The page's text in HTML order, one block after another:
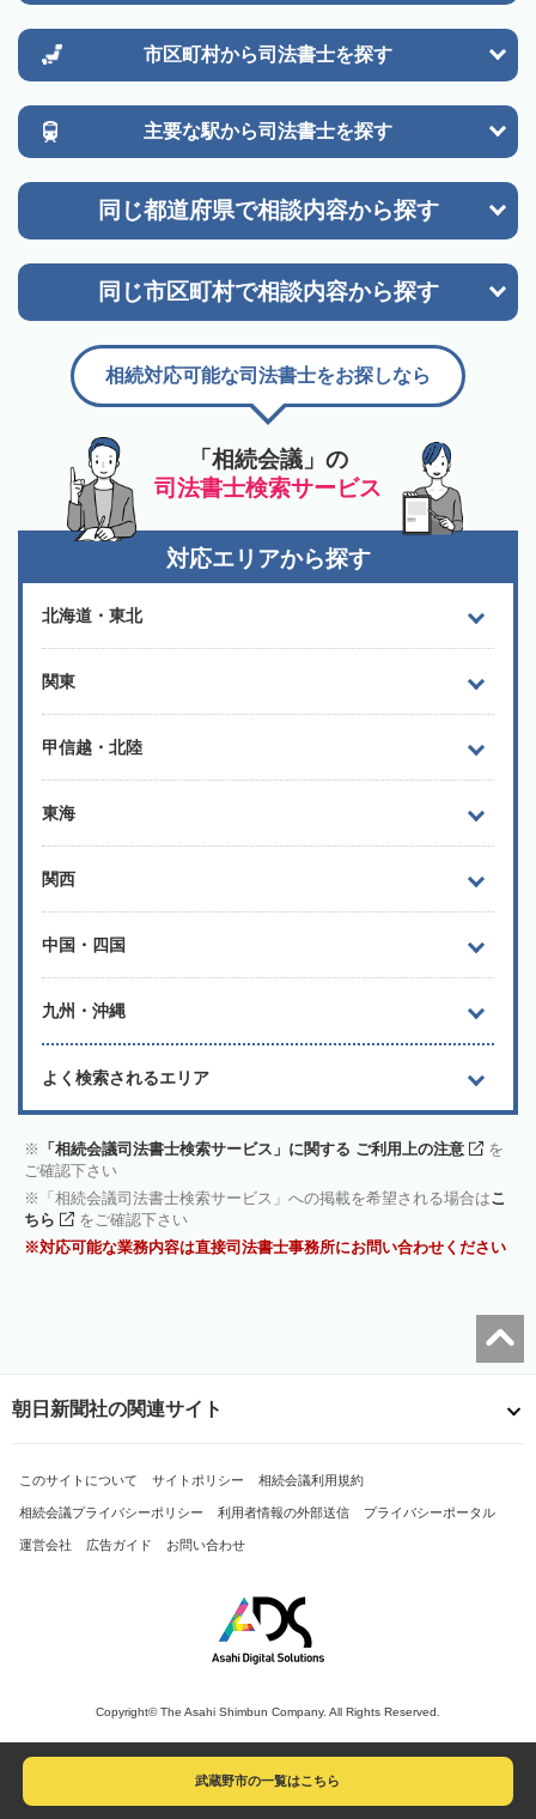
市区町村から司法書士を探す
主要な駅から司法書士を探す
同じ都道府県で相談内容から探す
同じ市区町村で相談内容から探す
「相続会議」の
司法書士検索サービス
相続対応可能な司法書士をお探しなら
対応エリアから探す
北海道・東北
関東
甲信越・北陸
東海
関西
中国・四国
九州・沖縄
よく検索されるエリア
「相続会議司法書士検索サービス」に関する ご利用上の注意
を
ご確認下さい
「相続会議司法書士検索サービス」への掲載を希望される場合はこ
ちら
をご確認下さい
対応可能な業務内容は直接司法書士事務所にお問い合わせください
武蔵野市の一覧はこちら
朝日新聞社の関連サイト
このサイトについて サイトポリシー 相続会議利用規約
相続会議プライバシーポリシー 利用者情報の外部送信 プライバシーポータル
運営会社 広告ガイド お問い合わせ
Copyright© The Asahi Shimbun Company. All Rights Reserved.